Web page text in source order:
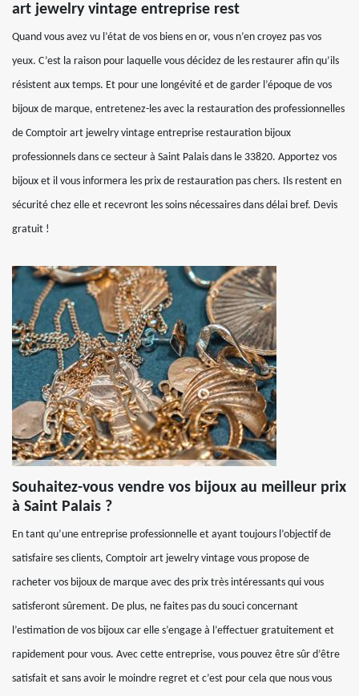
art jewelry vintage entreprise rest
Quand vous avez vu l’état de vos biens en or, vous n’en croyez pas vos
yeux. C’est la raison pour laquelle vous décidez de les restaurer afin qu’ils
résistent aux temps. Et pour une longévité et de garder l’époque de vos
bijoux de marque, entretenez-les avec la restauration des professionnelles
de Comptoir art jewelry vintage entreprise restauration bijoux
professionnels dans ce secteur à Saint Palais dans le 33820. Apportez vos
bijoux et il vous informera les prix de restauration pas chers. Ils restent en
sécurité chez elle et recevront les soins nécessaires dans délai bref. Devis
gratuit !
Souhaitez-vous vendre vos bijoux au meilleur prix
à Saint Palais ?
En tant qu’une entreprise professionnelle et ayant toujours l’objectif de
satisfaire ses clients, Comptoir art jewelry vintage vous propose de
racheter vos bijoux de marque avec des prix très intéressants qui vous
satisferont sûrement. De plus, ne faites pas du souci concernant
l’estimation de vos bijoux car elle s’engage à l’effectuer gratuitement et
rapidement pour vous. Avec cette entreprise, vous pouvez être sûr d’être
satisfait et sans avoir le moindre regret et c’est pour cela que nous vous